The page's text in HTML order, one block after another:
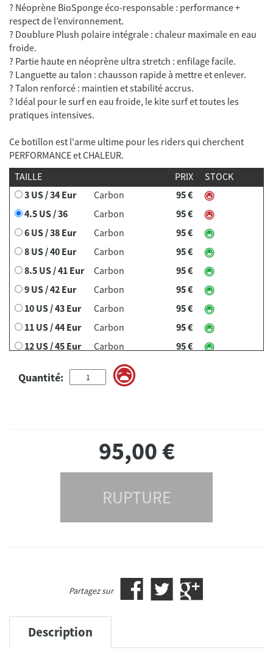
? Néoprène BioSponge éco-responsable : performance +
respect de l’environnement.
? Doublure Plush polaire intégrale : chaleur maximale en eau
froide.
? Partie haute en néoprène ultra stretch : enfilage facile.
? Languette au talon : chausson rapide à mettre et enlever.
? Talon renforcé : maintien et stabilité accrus.
? Idéal pour le surf en eau froide, le kite surf et toutes les
pratiques intensives.
Ce botillon est l'arme ultime pour les riders qui cherchent
PERFORMANCE et CHALEUR.
TAILLE
PRIX
STOCK
3 US / 34 Eur
Carbon
95 €
4.5 US / 36
Carbon
95 €
6 US / 38 Eur
Carbon
95 €
8 US / 40 Eur
Carbon
95 €
8.5 US / 41 Eur
Carbon
95 €
9 US / 42 Eur
Carbon
95 €
10 US / 43 Eur
Carbon
95 €
11 US / 44 Eur
Carbon
95 €
12 US / 45 Eur
Carbon
95 €
Carbon
Quantité:
95,00€
RUPTURE
Partagez sur
Description